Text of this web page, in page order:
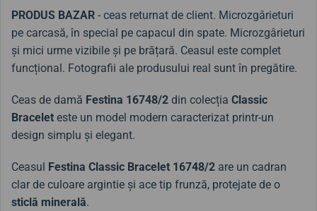
PRODUS BAZAR - ceas returnat de client. Microzgârieturi
pe carcasă, în special pe capacul din spate. Microzgârieturi
și mici urme vizibile și pe brățară. Ceasul este complet
funcțional. Fotografii ale produsului real sunt în pregătire.
Ceas de damă Festina 16748/2 din colecția Classic
Bracelet este un model modern caracterizat printr-un
design simplu și elegant.
Ceasul Festina Classic Bracelet 16748/2 are un cadran
clar de culoare argintie și ace tip frunză, protejate de o
sticlă minerală.